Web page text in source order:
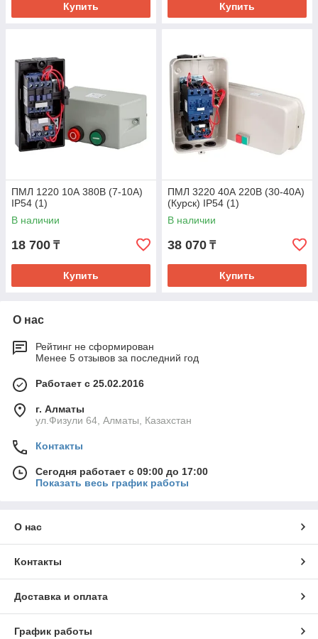
Купить Купить
ПМЛ 1220 10А 380В (7-10А)
IP54 (1)
В наличии
18 700 ₸
Купить
ПМЛ 3220 40А 220В (30-40А)
(Курск) IP54 (1)
В наличии
38 070 ₸
Купить
О нас
Рейтинг не сформирован
Менее 5 отзывов за последний год
Работает с 25.02.2016
г. Алматы
ул.Физули 64, Алматы, Казахстан
Контакты
Сегодня работает с 09:00 до 17:00
Показать весь график работы
О нас
Контакты
Доставка и оплата
График работы